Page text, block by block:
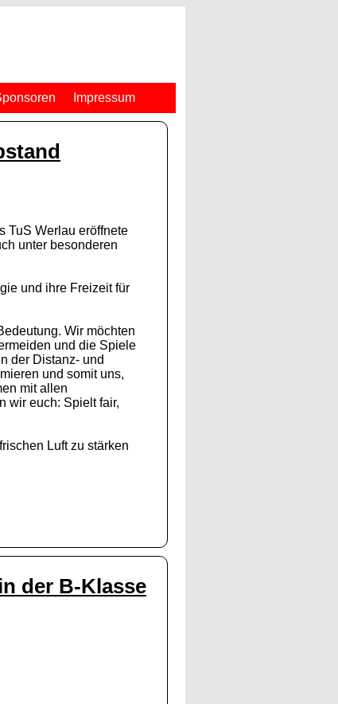
Impressum
TuS Werlau eröffnete
unter besonderen
und ihre Freizeit für
Wir möchten
und die Spiele
der Distanz- und
und somit uns,
mit allen
wir euch: Spielt fair,
Luft zu stärken
der B-Klasse